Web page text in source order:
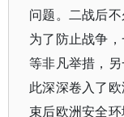
问题。二战后
为了防止战争
等非凡举措，
此深深卷入了
束后欧洲安全